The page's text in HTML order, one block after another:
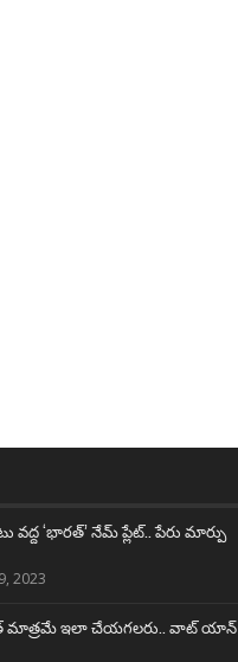
వద్ద ‘భారత్’ నేమ్ ప్లేట్‌.. పేరు మార్పు
2023
మాత్రమే ఇలా చేయగలరు.. వాట్ యాన్